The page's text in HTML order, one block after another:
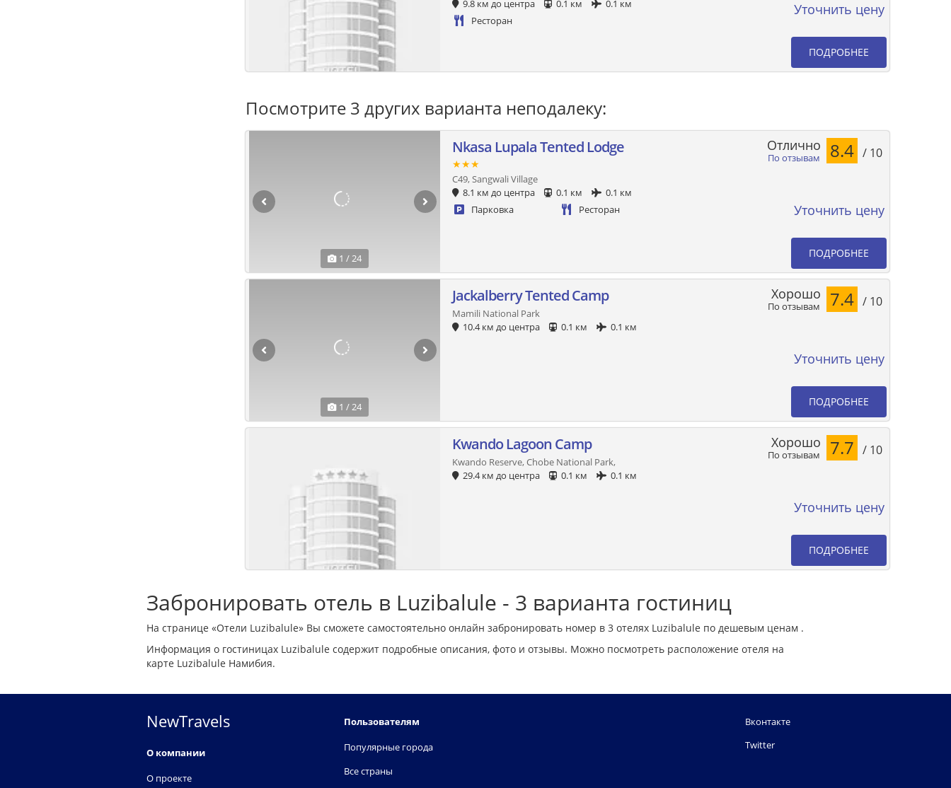
9.8 км до центра
0.1 км
0.1 км
Ресторан
Уточнить цену
ПОДРОБНЕЕ
Посмотрите 3 других варианта неподалеку:
1 / 24
Nkasa Lupala Tented Lodge
★★★
C49, Sangwali Village
8.1 км до центра
0.1 км
0.1 км
Парковка
Ресторан
По отзывам
Отлично 8.4 / 10
Уточнить цену
ПОДРОБНЕЕ
1 / 24
Jackalberry Tented Camp
Mamili National Park
10.4 км до центра
0.1 км 0.1 км
По отзывам
Хорошо 7.4 / 10
Уточнить цену
ПОДРОБНЕЕ
Kwando Lagoon Camp
Kwando Reserve, Chobe National Park,
29.4 км до центра
0.1 км 0.1 км
По отзывам
Хорошо 7.7 / 10
Уточнить цену
ПОДРОБНЕЕ
Забронировать отель в Luzibalule - 3 варианта гостиниц
На странице «Отели Luzibalule» Вы сможете самостоятельно онлайн забронировать номер в 3 отелях Luzibalule по дешевым ценам .
Информация о гостиницах Luzibalule содержит подробные описания, фото и отзывы. Можно посмотреть расположение отеля на
карте Luzibalule Намибия.
NewTravels
О компании
О проекте
Пользователям
Популярные города
Все страны
Вконтакте
Twitter